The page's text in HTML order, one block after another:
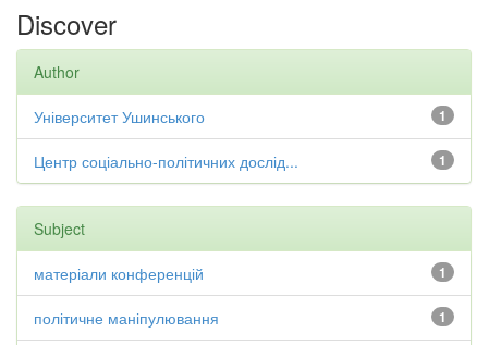
Discover
Author
1
Університет Ушинського
1
Центр соціально-політичних дослід...
Subject
1
матеріали конференцій
1
політичне маніпулювання